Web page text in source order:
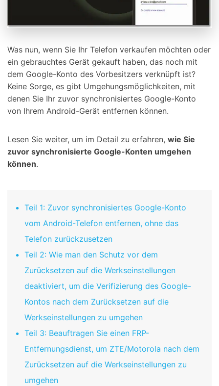
Was nun, wenn Sie Ihr Telefon verkaufen möchten oder
ein gebrauchtes Gerät gekauft haben, das noch mit
dem Google-Konto des Vorbesitzers verknüpft ist?
Keine Sorge, es gibt Umgehungsmöglichkeiten, mit
denen Sie Ihr zuvor synchronisiertes Google-Konto
von Ihrem Android-Gerät entfernen können.
Lesen Sie weiter, um im Detail zu erfahren, wie Sie
zuvor synchronisierte Google-Konten umgehen
können.
Teil 1: Zuvor synchronisiertes Google-Konto
vom Android-Telefon entfernen, ohne das
Telefon zurückzusetzen
Teil 2: Wie man den Schutz vor dem
Zurücksetzen auf die Werkseinstellungen
deaktiviert, um die Verifizierung des Google-
Kontos nach dem Zurücksetzen auf die
Werkseinstellungen zu umgehen
Teil 3: Beauftragen Sie einen FRP-
Entfernungsdienst, um ZTE/Motorola nach dem
Zurücksetzen auf die Werkseinstellungen zu
umgehen